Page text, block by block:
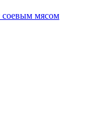
соевым мясом